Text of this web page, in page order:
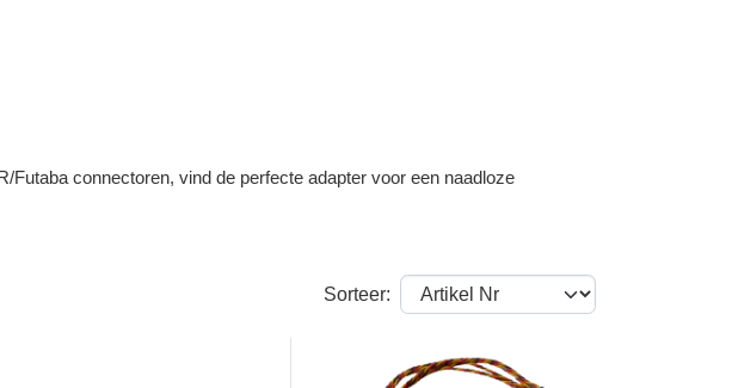
connectoren, vind de perfecte adapter voor een naadloze
Sorteer: